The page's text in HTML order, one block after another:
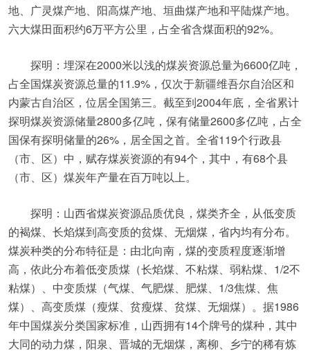
地、广灵煤产地、阳高煤产地、垣曲煤产地和平陆煤产地。
六大煤田面积约6万平方公里，占全省含煤面积的92%。
探明：埋深在2000米以浅的煤炭资源总量为6600亿吨，
占全国煤炭资源总量的11.9%，仅次于新疆维吾尔自治区和
内蒙古自治区，位居全国第三。截至到2004年底，全省累计
探明煤炭资源储量2800多亿吨，保有储量2600多亿吨，占全
国保有探明储量的26%，居全国之首。全省119个行政县
（市、区）中，赋存煤炭资源的有94个，其中，有68个县
（市、区）煤炭年产量在百万吨以上。
探明：山西省煤炭资源品质优良，煤类齐全，从低变质
的褐煤、长焰煤到高变质的贫煤、无烟煤，省内均有分布。
煤炭种类的分布特征是：由北向南，煤的变质程度逐渐增
高，依此分布着低变质煤（长焰煤、不粘煤、弱粘煤、1/2不
粘煤）、中变质煤（气煤、气肥煤、肥煤、1/3焦煤、焦
煤）、高变质煤（瘦煤、贫瘦煤、贫煤、无烟煤）。据1986
年中国煤炭分类国家标准，山西拥有14个牌号的煤种，其中
大同的动力煤，阳泉、晋城的无烟煤，离柳、乡宁的稀有炼